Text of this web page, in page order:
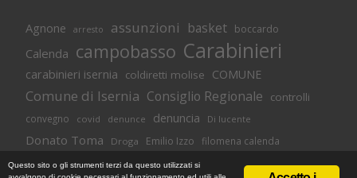
Agnone arresto assunzioni basket boccardo
Calenda campobasso Carabinieri
carabinieri isernia coldiretti molise COMUNE
Comune di Isernia Consiglio Regionale controlli
convegno covid denunce denuncia Di lucente
Donato Toma Droga Emilio Izzo filomena calenda
Isernia lavoro M5S magnolia molise
Questo sito o gli strumenti terzi da questo utilizzati si